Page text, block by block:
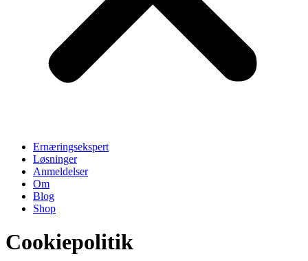
Ernæringsekspert
Løsninger
Anmeldelser
Om
Blog
Shop
Cookiepolitik